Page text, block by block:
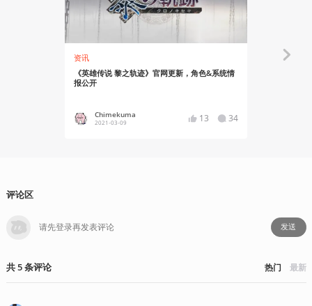
资讯
《英雄传说 黎之轨迹》官网更新，角色&系统情
报公开
Chimekuma
2021-03-09 13 34
评论区
发送
共5条评论 热门 最新